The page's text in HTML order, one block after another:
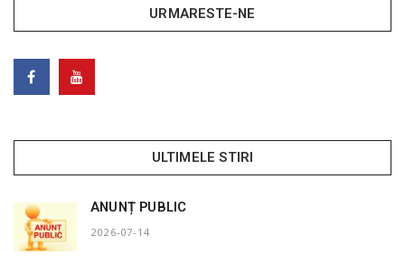
URMARESTE-NE
ULTIMELE STIRI
ANUNȚ PUBLIC
2026-07-14